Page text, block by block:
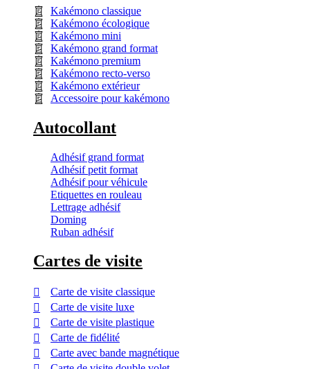
Kakémono classique
Kakémono écologique
Kakémono mini
Kakémono grand format
Kakémono premium
Kakémono recto-verso
Kakémono extérieur
Accessoire pour kakémono
Autocollant
Adhésif grand format
Adhésif petit format
Adhésif pour véhicule
Etiquettes en rouleau
Lettrage adhésif
Doming
Ruban adhésif
Cartes de visite
Carte de visite classique
Carte de visite luxe
Carte de visite plastique
Carte de fidélité
Carte avec bande magnétique